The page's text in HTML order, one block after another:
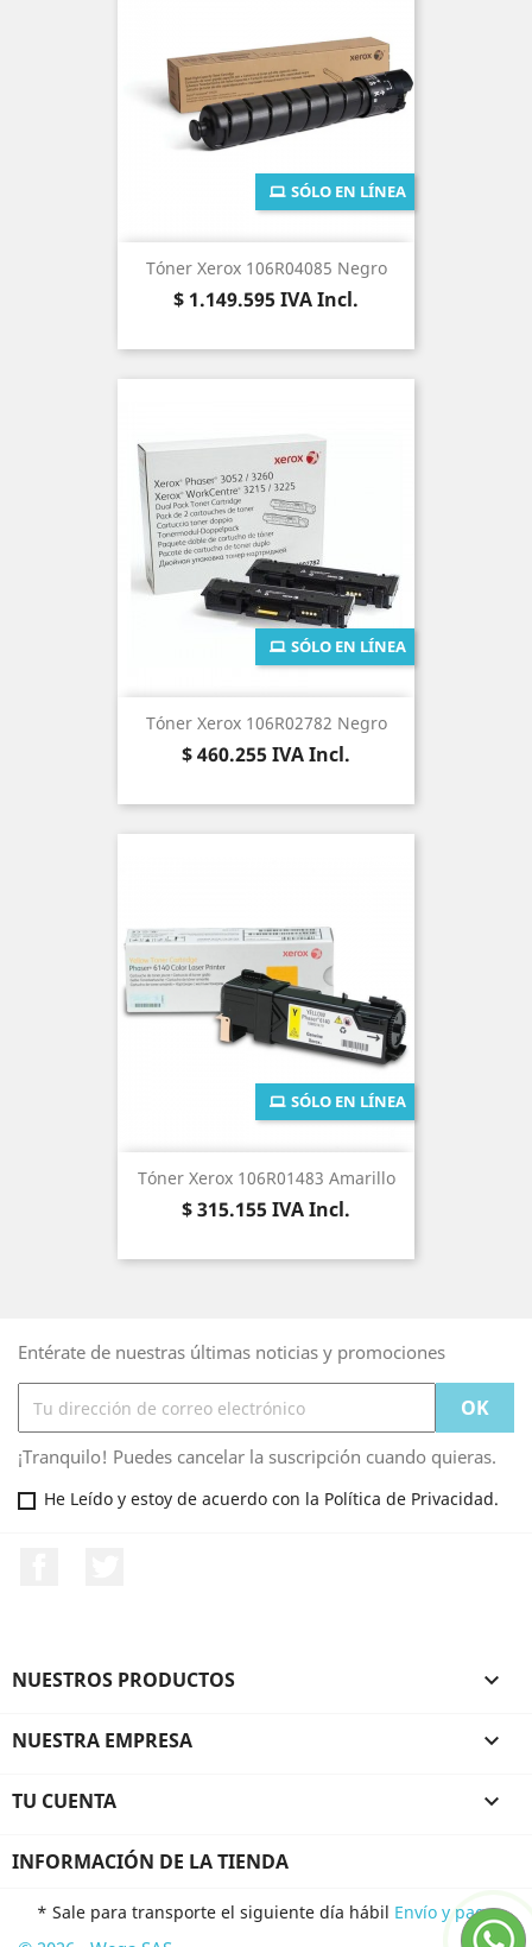
Tóner Xerox 106R04085 Negro
Precio
$ 1.149.595IVA Incl.
SÓLO EN LÍNEA
Tóner Xerox 106R02782 Negro
Precio
$ 460.255IVA Incl.
SÓLO EN LÍNEA
Tóner Xerox 106R01483 Amarillo
Precio
$ 315.155IVA Incl.
SÓLO EN LÍNEA
Entérate de nuestras últimas noticias y promociones
¡Tranquilo! Puedes cancelar la suscripción cuando quieras.
He Leído y estoy de acuerdo con la Política de Privacidad.
NUESTROS PRODUCTOS 
NUESTRA EMPRESA 
TU CUENTA 
INFORMACIÓN DE LA TIENDA
* Sale para transporte el siguiente día hábil Envío y pago